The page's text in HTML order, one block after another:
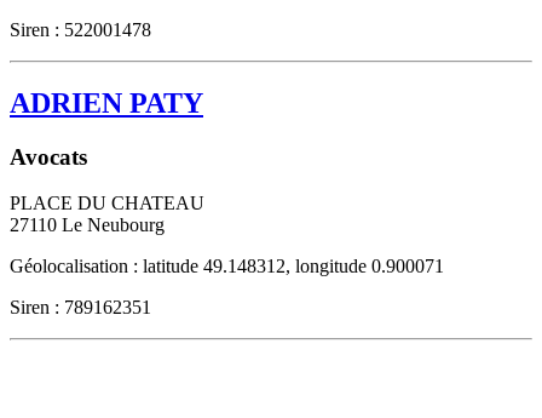
Siren : 522001478
ADRIEN PATY
Avocats
PLACE DU CHATEAU
27110 Le Neubourg
Géolocalisation : latitude 49.148312, longitude 0.900071
Siren : 789162351